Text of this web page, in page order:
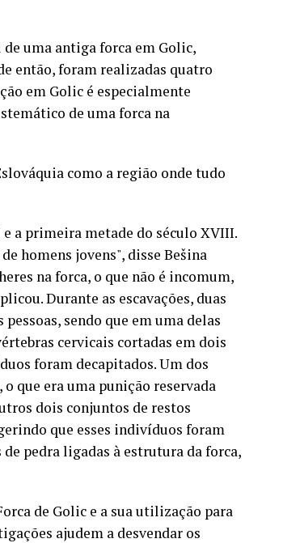
uma antiga forca em Golic,
então, foram realizadas quatro
em Golic é especialmente
de uma forca na
como a região onde tudo
a primeira metade do século XVIII.
homens jovens", disse Bešina
na forca, o que não é incomum,
Durante as escavações, duas
sendo que em uma delas
cervicais cortadas em dois
foram decapitados. Um dos
que era uma punição reservada
dois conjuntos de restos
que esses indivíduos foram
pedra ligadas à estrutura da forca,
de Golic e a sua utilização para
ajudem a desvendar os